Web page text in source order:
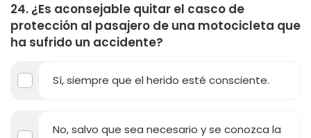
24. ¿Es aconsejable quitar el casco de
protección al pasajero de una motocicleta que
ha sufrido un accidente?
Sí, siempre que el herido esté consciente.
No, salvo que sea necesario y se conozca la